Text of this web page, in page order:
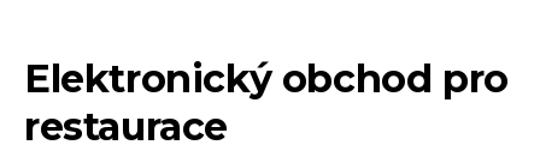
Elektronický obchod pro
restaurace